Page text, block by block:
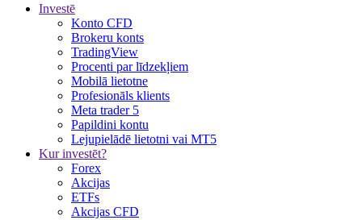
Investē
Konto CFD
Brokeru konts
TradingView
Procenti par līdzekļiem
Mobilā lietotne
Profesionāls klients
Meta trader 5
Papildini kontu
Lejupielādē lietotni vai MT5
Kur investēt?
Forex
Akcijas
ETFs
Akcijas CFD